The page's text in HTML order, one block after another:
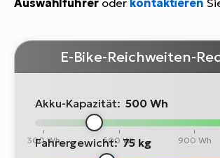
Auswahlführeroder kontaktieren
E-Bike-Reichweiten-
Akku-Kapazität: 500 Wh
300 Wh 600 Wh 900 Wh
Fahrergewicht: 75 kg